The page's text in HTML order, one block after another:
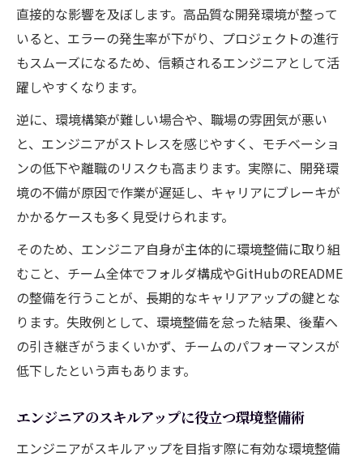
直接的な影響を及ぼします。高品質な開発環境が整って
いると、エラーの発生率が下がり、プロジェクトの進行
もスムーズになるため、信頼されるエンジニアとして活
躍しやすくなります。
逆に、環境構築が難しい場合や、職場の雰囲気が悪い
と、エンジニアがストレスを感じやすく、モチベーショ
ンの低下や離職のリスクも高まります。実際に、開発環
境の不備が原因で作業が遅延し、キャリアにブレーキが
かかるケースも多く見受けられます。
そのため、エンジニア自身が主体的に環境整備に取り組
むこと、チーム全体でフォルダ構成やGitHubのREADME
の整備を行うことが、長期的なキャリアアップの鍵とな
ります。失敗例として、環境整備を怠った結果、後輩へ
の引き継ぎがうまくいかず、チームのパフォーマンスが
低下したという声もあります。
エンジニアのスキルアップに役立つ環境整備術
エンジニアがスキルアップを目指す際に有効な環境整備